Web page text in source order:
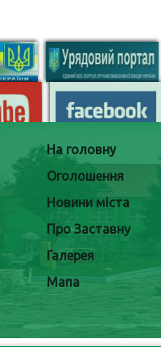
На головну
Оголошення
Новини міста
Про Заставну
Галерея
Мапа